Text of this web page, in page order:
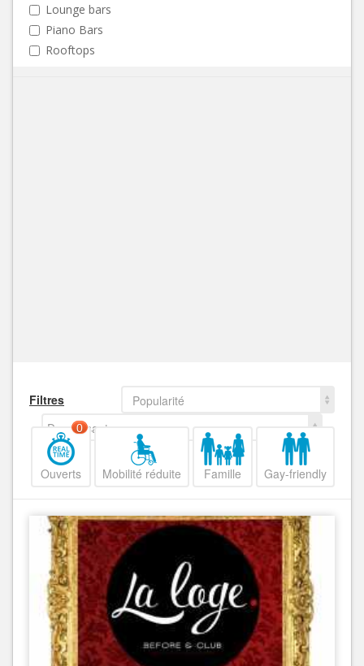
Lounge bars
Piano Bars
Rooftops
Filtres
Popularité
Decroissant
Ouverts
0
Mobilité réduite Famille Gay-friendly